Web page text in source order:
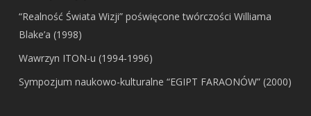
“Realność Świata Wizji” poświęcone twórczości Williama
Blake’a (1998)
Wawrzyn ITON-u (1994-1996)
Sympozjum naukowo-kulturalne “EGIPT FARAONÓW” (2000)